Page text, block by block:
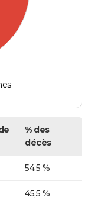
% des
décès
54,5 %
45,5 %